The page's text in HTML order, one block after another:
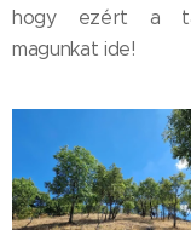
hogy ezért a
magunkat ide!